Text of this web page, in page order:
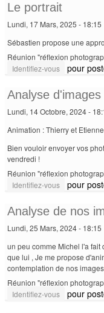
Le portrait
Lundi, 17 Mars, 2025 - 18:15
Sébastien propose une
Réunion "réflexion
Identifiez-vous pour
Analyse
Lundi, 14 Octobre, 2024 -
Animation : Thierry et Etienne
Bien vouloir envoyer vos
vendredi !
Réunion "réflexion
Identifiez-vous pour
Analyse de nos
Lundi, 25 Mars, 2024 - 18:15
un peu comme Michel l'a
que lui , Je me propose
contemplation de nos
Réunion "réflexion
Identifiez-vous pour